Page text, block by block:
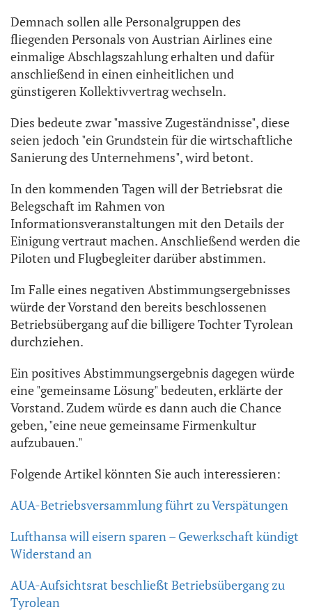
Demnach sollen alle Personalgruppen des
fliegenden Personals von Austrian Airlines eine
einmalige Abschlagszahlung erhalten und dafür
anschließend in einen einheitlichen und
günstigeren Kollektivvertrag wechseln.
Dies bedeute zwar "massive Zugeständnisse", diese
seien jedoch "ein Grundstein für die wirtschaftliche
Sanierung des Unternehmens", wird betont.
In den kommenden Tagen will der Betriebsrat die
Belegschaft im Rahmen von
Informationsveranstaltungen mit den Details der
Einigung vertraut machen. Anschließend werden die
Piloten und Flugbegleiter darüber abstimmen.
Im Falle eines negativen Abstimmungsergebnisses
würde der Vorstand den bereits beschlossenen
Betriebsübergang auf die billigere Tochter Tyrolean
durchziehen.
Ein positives Abstimmungsergebnis dagegen würde
eine "gemeinsame Lösung" bedeuten, erklärte der
Vorstand. Zudem würde es dann auch die Chance
geben, "eine neue gemeinsame Firmenkultur
aufzubauen."
Folgende Artikel könnten Sie auch interessieren:
AUA-Betriebsversammlung führt zu Verspätungen
Lufthansa will eisern sparen – Gewerkschaft kündigt
Widerstand an
AUA-Aufsichtsrat beschließt Betriebsübergang zu
Tyrolean